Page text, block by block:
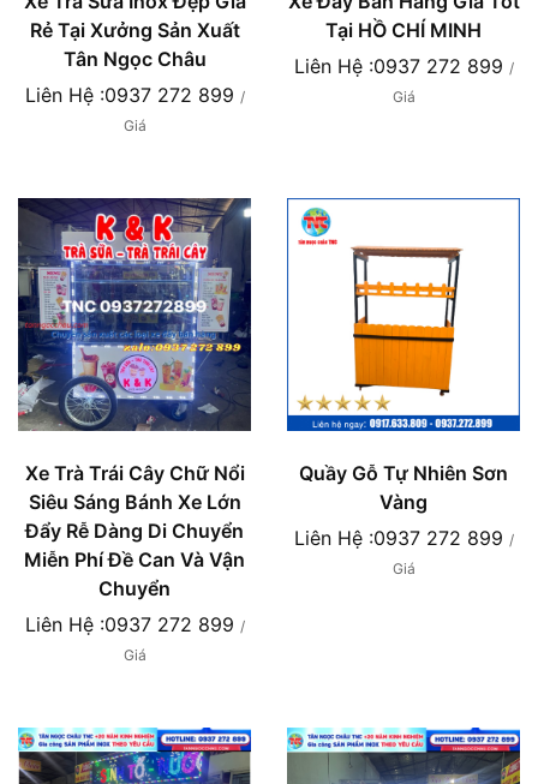
Rẻ Tại Xưởng Sản Xuất
Tân Ngọc Châu
Liên Hệ :0937 272 899 /
Giá
Tại HỒ CHÍ MINH
Liên Hệ :0937 272 899 /
Giá
Xe Trà Trái Cây Chữ Nổi
Siêu Sáng Bánh Xe Lớn
Đẩy Rễ Dàng Di Chuyển
Miễn Phí Đề Can Và Vận
Chuyển
Liên Hệ :0937 272 899 /
Giá
Quầy Gỗ Tự Nhiên Sơn
Vàng
Liên Hệ :0937 272 899 /
Giá